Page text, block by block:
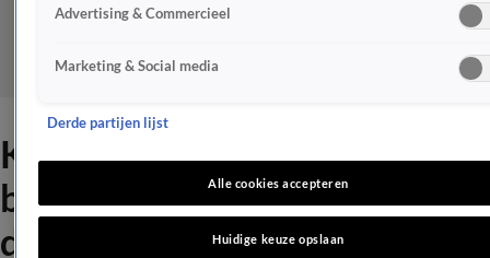
Kijkers The Masked Singer
blij met Jan de Hoop: 'Heerlie
de Peerlie'
Advertising & Commercieel
Marketing & Social media
Derde partijen lijst
Alle cookies accepteren
Huidige keuze opslaan